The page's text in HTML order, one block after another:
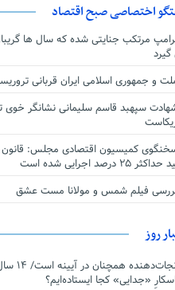
اختصاصی صبح اقتصاد
مرتکب جنایتی شده که سال ها
و جمهوری اسلامی ایران قربانی
سپهبد قاسم سلیمانی نشانگر خوی
کمیسیون اقتصادی مجلس: قانون
۲۵ درصد اجرایی شده است
فیلم شمس و مولانا مست عشق
روز
نجات‌دهنده‌
«جدایی» کجا ایستاده‌ایم؟